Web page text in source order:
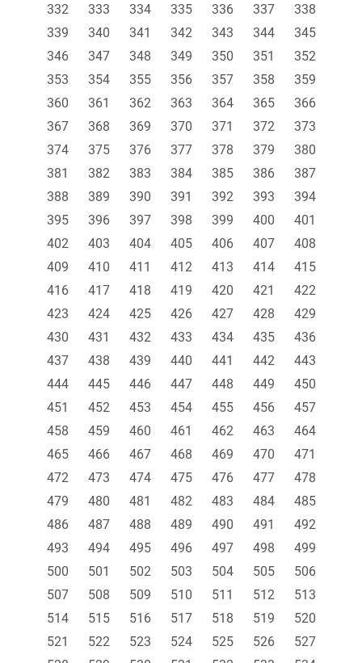
332
333 334 335 336 337
338
339
340 341 342 343 344
345
346
347 348 349 350 351
352
353
354 355 356 357 358
359
360
361 362 363 364 365
366
367
368 369 370 371 372
373
374
375 376 377 378 379
380
381
382 383 384 385 386
387
388
389 390 391 392 393
394
395
396 397 398 399 400
401
402
403 404 405 406 407
408
409
410 411 412 413 414
415
416
417 418 419 420 421
422
423
424 425 426 427 428
429
430
431 432 433 434 435
436
437
438 439 440 441 442
443
444
445 446 447 448 449
450
451
452 453 454 455 456
457
458
459 460 461 462 463
464
465
466 467 468 469 470
471
472
473 474 475 476 477
478
479
480 481 482 483 484
485
486
487 488 489 490 491
492
493
494 495 496 497 498
499
500
501 502 503 504 505
506
507
508 509 510 511 512
513
514
515 516 517 518 519
520
521
522 523 524 525 526
527